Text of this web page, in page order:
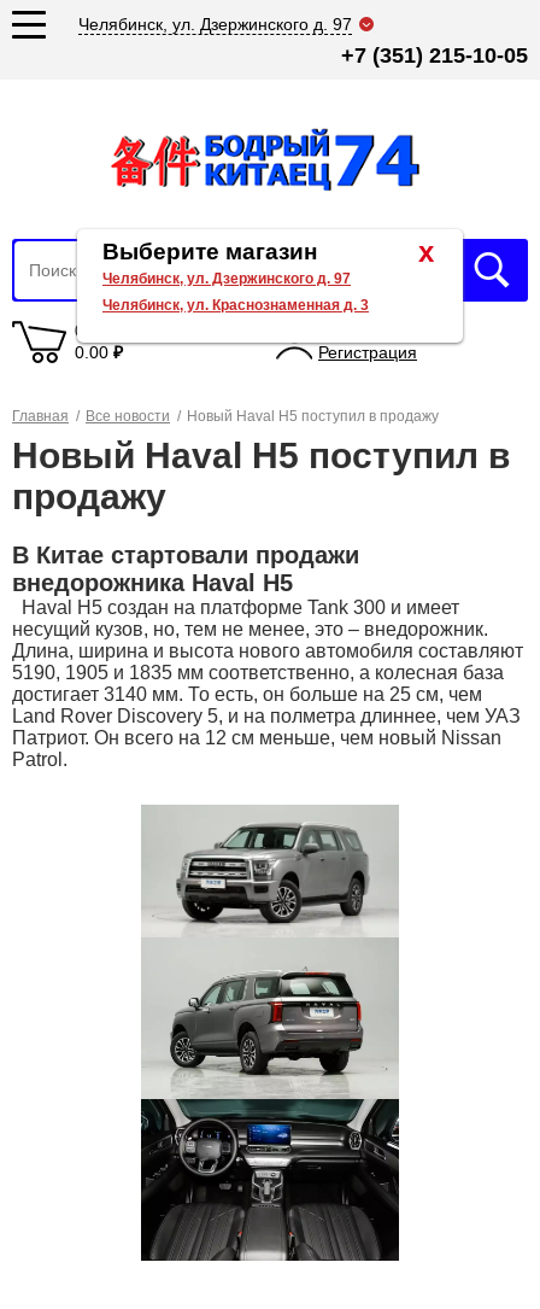
Челябинск, ул. Дзержинского д. 97
+7 (351) 215-10-05
0 товаров
0.00 ₽
Регистрация
Главная / Все новости / Новый Haval H5 поступил в продажу
Новый Haval H5 поступил в
продажу
В Китае стартовали продажи
внедорожника Haval H5
Haval H5 создан на платформе Tank 300 и имеет
несущий кузов, но, тем не менее, это – внедорожник.
Длина, ширина и высота нового автомобиля составляют
5190, 1905 и 1835 мм соответственно, а колесная база
достигает 3140 мм. То есть, он больше на 25 см, чем
Land Rover Discovery 5, и на полметра длиннее, чем УАЗ
Патриот. Он всего на 12 см меньше, чем новый Nissan
Patrol.
x
Выберите магазин
Челябинск, ул. Дзержинского д. 97
Челябинск, ул. Краснознаменная д. 3